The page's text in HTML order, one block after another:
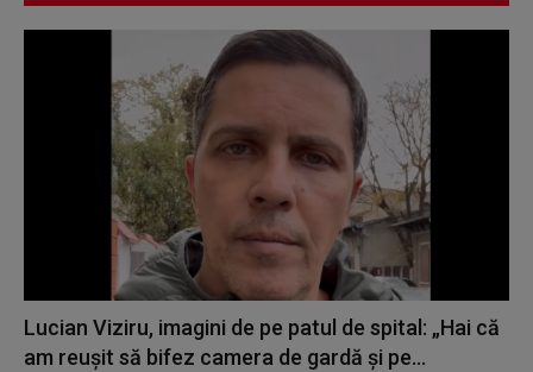
Lucian Viziru, imagini de pe patul de spital: „Hai că
am reușit să bifez camera de gardă și pe...